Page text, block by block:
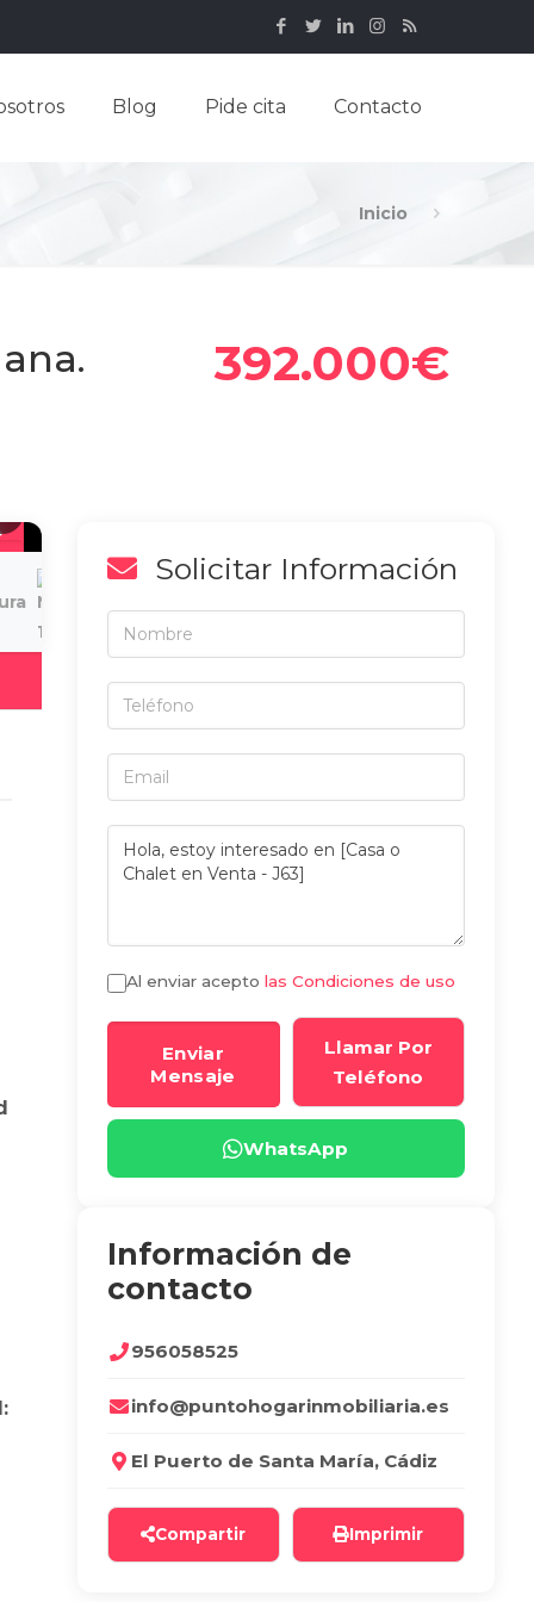
Blog Pide cita Contacto
Inicio
392.000€
Solicitar Información
Al enviar acepto las Condiciones de uso
Enviar
Mensaje
Llamar Por
Teléfono
WhatsApp
Información de
contacto
956058525
info@puntohogarinmobiliaria.es
El Puerto de Santa María, Cádiz
Compartir Imprimir